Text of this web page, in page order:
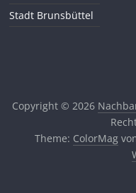
Stadt Brunsbüttel
Copyright © 2026
Theme: ColorMag